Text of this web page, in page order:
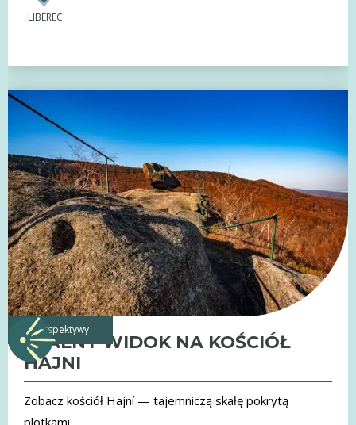
LIBEREC
perspektywy
SKALNY WIDOK NA KOŚCIÓŁ
HAJNI
Zobacz kościół Hajní — tajemniczą skałę pokrytą
plotkami